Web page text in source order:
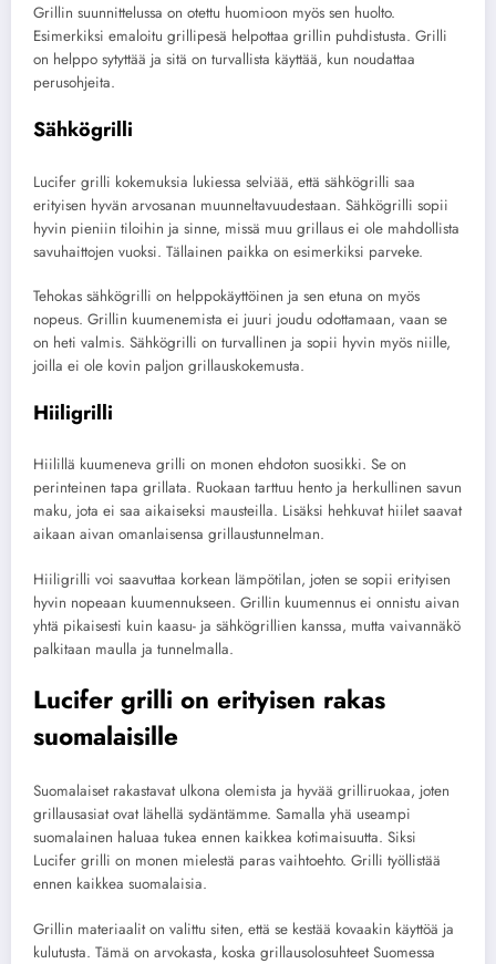
Grillin suunnittelussa on otettu huomioon myös sen huolto.
Esimerkiksi emaloitu grillipesä helpottaa grillin puhdistusta. Grilli
on helppo sytyttää ja sitä on turvallista käyttää, kun noudattaa
perusohjeita.
Sähkögrilli
Lucifer grilli kokemuksia lukiessa selviää, että sähkögrilli saa
erityisen hyvän arvosanan muunneltavuudestaan. Sähkögrilli sopii
hyvin pieniin tiloihin ja sinne, missä muu grillaus ei ole mahdollista
savuhaittojen vuoksi. Tällainen paikka on esimerkiksi parveke.
Tehokas sähkögrilli on helppokäyttöinen ja sen etuna on myös
nopeus. Grillin kuumenemista ei juuri joudu odottamaan, vaan se
on heti valmis. Sähkögrilli on turvallinen ja sopii hyvin myös niille,
joilla ei ole kovin paljon grillauskokemusta.
Hiiligrilli
Hiilillä kuumeneva grilli on monen ehdoton suosikki. Se on
perinteinen tapa grillata. Ruokaan tarttuu hento ja herkullinen savun
maku, jota ei saa aikaiseksi mausteilla. Lisäksi hehkuvat hiilet saavat
aikaan aivan omanlaisensa grillaustunnelman.
Hiiligrilli voi saavuttaa korkean lämpötilan, joten se sopii erityisen
hyvin nopeaan kuumennukseen. Grillin kuumennus ei onnistu aivan
yhtä pikaisesti kuin kaasu- ja sähkögrillien kanssa, mutta vaivannäkö
palkitaan maulla ja tunnelmalla.
Lucifer grilli on erityisen rakas
suomalaisille
Suomalaiset rakastavat ulkona olemista ja hyvää grilliruokaa, joten
grillausasiat ovat lähellä sydäntämme. Samalla yhä useampi
suomalainen haluaa tukea ennen kaikkea kotimaisuutta. Siksi
Lucifer grilli on monen mielestä paras vaihtoehto. Grilli työllistää
ennen kaikkea suomalaisia.
Grillin materiaalit on valittu siten, että se kestää kovaakin käyttöä ja
kulutusta. Tämä on arvokasta, koska grillausolosuhteet Suomessa